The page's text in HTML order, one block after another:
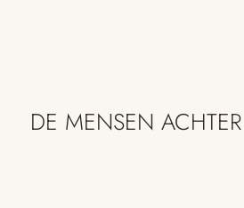
DE MENSEN